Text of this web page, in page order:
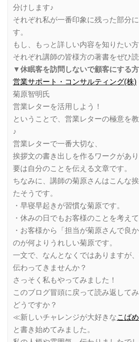
分けします♪
それぞれ私が一番印象に残った部分
す。
もし、もっと詳しい内容を知りたい方
それぞれ講師の皆様方の著書をぜひ
▼休眠客を訪問しないで顧客にする
営業サポート・コンサルティング(株)
菊原智明氏
営業レターを活用しよう！
ということで、営業レターの極意を
♪
営業レターで一番大切な、
挨拶文の書き出しを作るワークがあり
要は自分のことを伝える文章です。
ちなみに、講師の菊原さんはこんな
たそうです。
・早寝早起きが習慣な菊原です。
・休みの日でもお客様のことを考え
・お客様から「担当が菊原さんで良
のが何よりうれしい菊原です。
一文で、なんとなくではありますが
伝わってきませんか？
さっそく私もやってみました！
このブログ冒頭に戻って読み返して
どうですか？
≪新しいチャレンジが大好きなこば
と書き始めてみました。